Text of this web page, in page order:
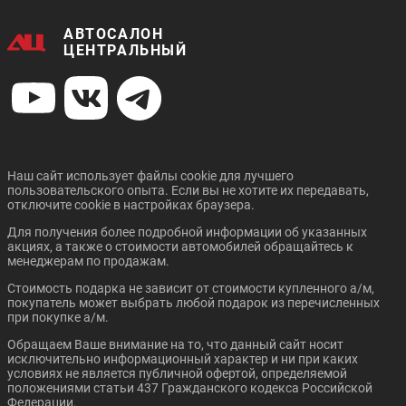
GREAT WALL POER
Цена от:
В кредит от:
40 031 ₽/мес.
Цена от:
В кредит от:
40 495 ₽/мес.
CHANGAN CS95 PLUS GEELY ICON
Цена от:
1 494 000 ₽
ZOTYE T600
Цена от:
688 000 ₽
В кредит от:
9 387 ₽/мес.
UAZ PATRIOT
Цена от:
1 162 000 ₽
В кредит от:
15 854 ₽/мес.
АВТОСАЛОН
ЦЕНТРАЛЬНЫЙ
Наш сайт использует файлы cookie для лучшего
пользовательского опыта. Если вы не хотите их передавать,
отключите cookie в настройках браузера.
Для получения более подробной информации об указанных
акциях, а также о стоимости автомобилей обращайтесь к
менеджерам по продажам.
Стоимость подарка не зависит от стоимости купленного а/м,
покупатель может выбрать любой подарок из перечисленных
при покупке а/м.
Обращаем Ваше внимание на то, что данный сайт носит
исключительно информационный характер и ни при каких
условиях не является публичной офертой, определяемой
положениями статьи 437 Гражданского кодекса Российской
Федерации.